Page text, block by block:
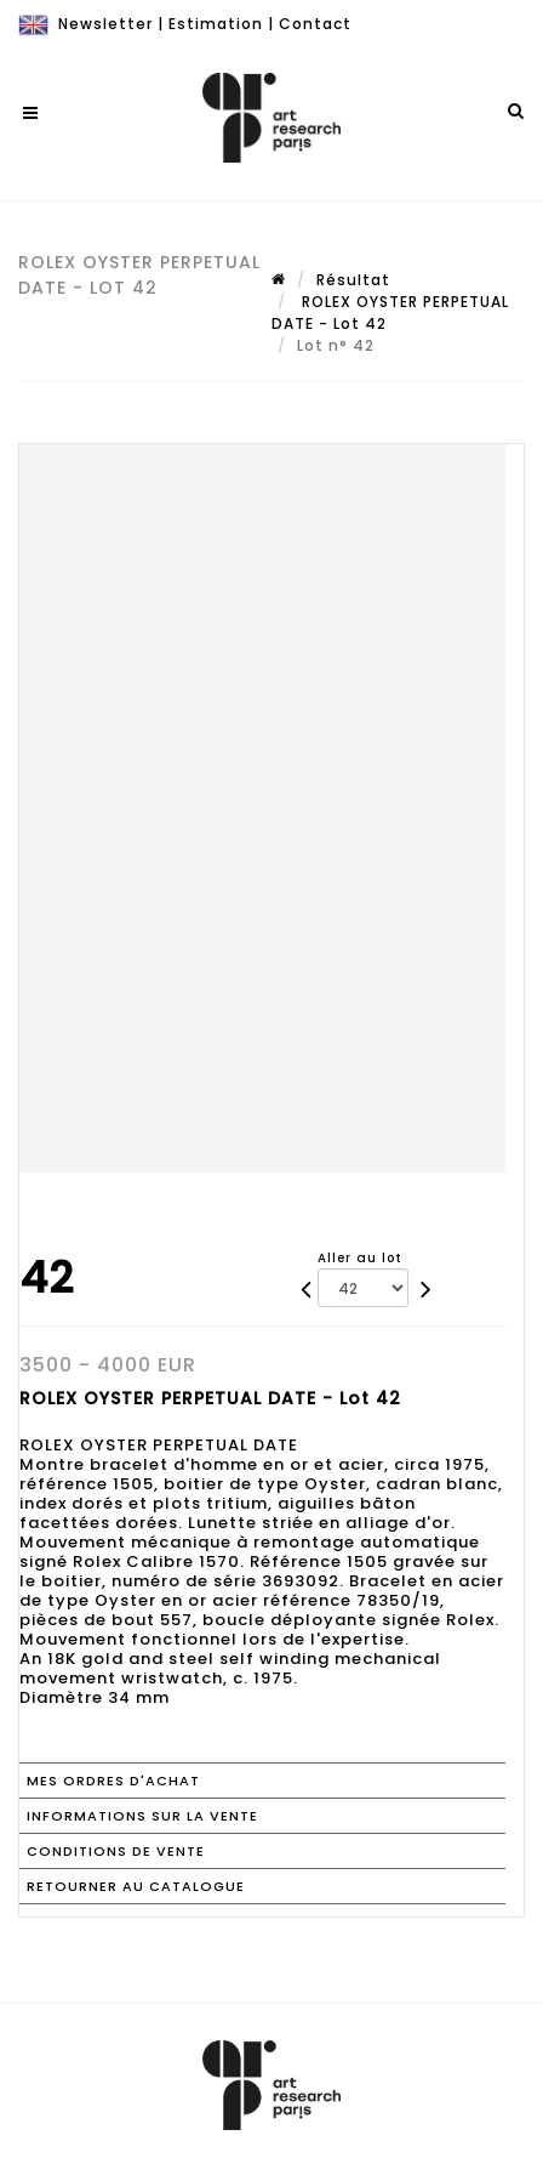
Newsletter | Estimation | Contact
ROLEX OYSTER PERPETUAL
DATE - LOT 42
Résultat
ROLEX OYSTER PERPETUAL
DATE - Lot 42
Lot n° 42
42 Aller au lot
3500 - 4000 EUR
ROLEX OYSTER PERPETUAL DATE - Lot 42
ROLEX OYSTER PERPETUAL DATE
Montre bracelet d'homme en or et acier, circa 1975,
référence 1505, boitier de type Oyster, cadran blanc,
index dorés et plots tritium, aiguilles bâton
facettées dorées. Lunette striée en alliage d'or.
Mouvement mécanique à remontage automatique
signé Rolex Calibre 1570. Référence 1505 gravée sur
le boitier, numéro de série 3693092. Bracelet en acier
de type Oyster en or acier référence 78350/19,
pièces de bout 557, boucle déployante signée Rolex.
Mouvement fonctionnel lors de l'expertise.
An 18K gold and steel self winding mechanical
movement wristwatch, c. 1975.
Diamètre 34 mm
MES ORDRES D'ACHAT
INFORMATIONS SUR LA VENTE
CONDITIONS DE VENTE
RETOURNER AU CATALOGUE